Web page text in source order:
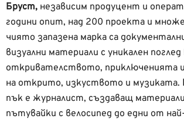
Бруст, независим продуцент и
години опит, над 200 проекта и
чиято запазена марка са
визуални материали с уникален
откривателството, приключенията
на открито, изкуството и музиката.
пък е журналист, създаващ
пътувайки с велосипед до едни от